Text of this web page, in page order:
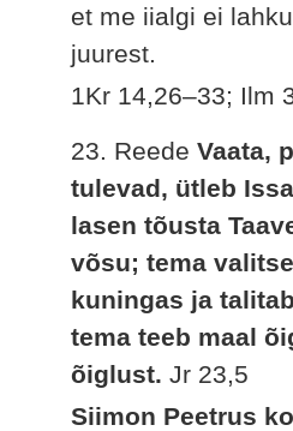
et me iialgi ei
juurest.
1Kr 14,26–33; Ilm
23. ReedeVaata,
tulevad, ütleb
lasen tõusta
võsu; tema
kuningas ja
tema teeb maal
õiglust.Jr 23,5
Siimon Peetrus